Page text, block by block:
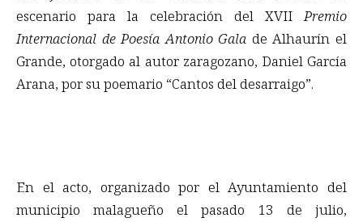
escenario para la celebración del XVIIPremio
Internacional de Poesía Antonio Gala de Alhaurín el
Grande, otorgado al autor zaragozano, Daniel García
Arana, por su poemario “Cantos del desarraigo”.
En el acto, organizado por el Ayuntamiento del
municipio malagueño el pasado 13 de julio,